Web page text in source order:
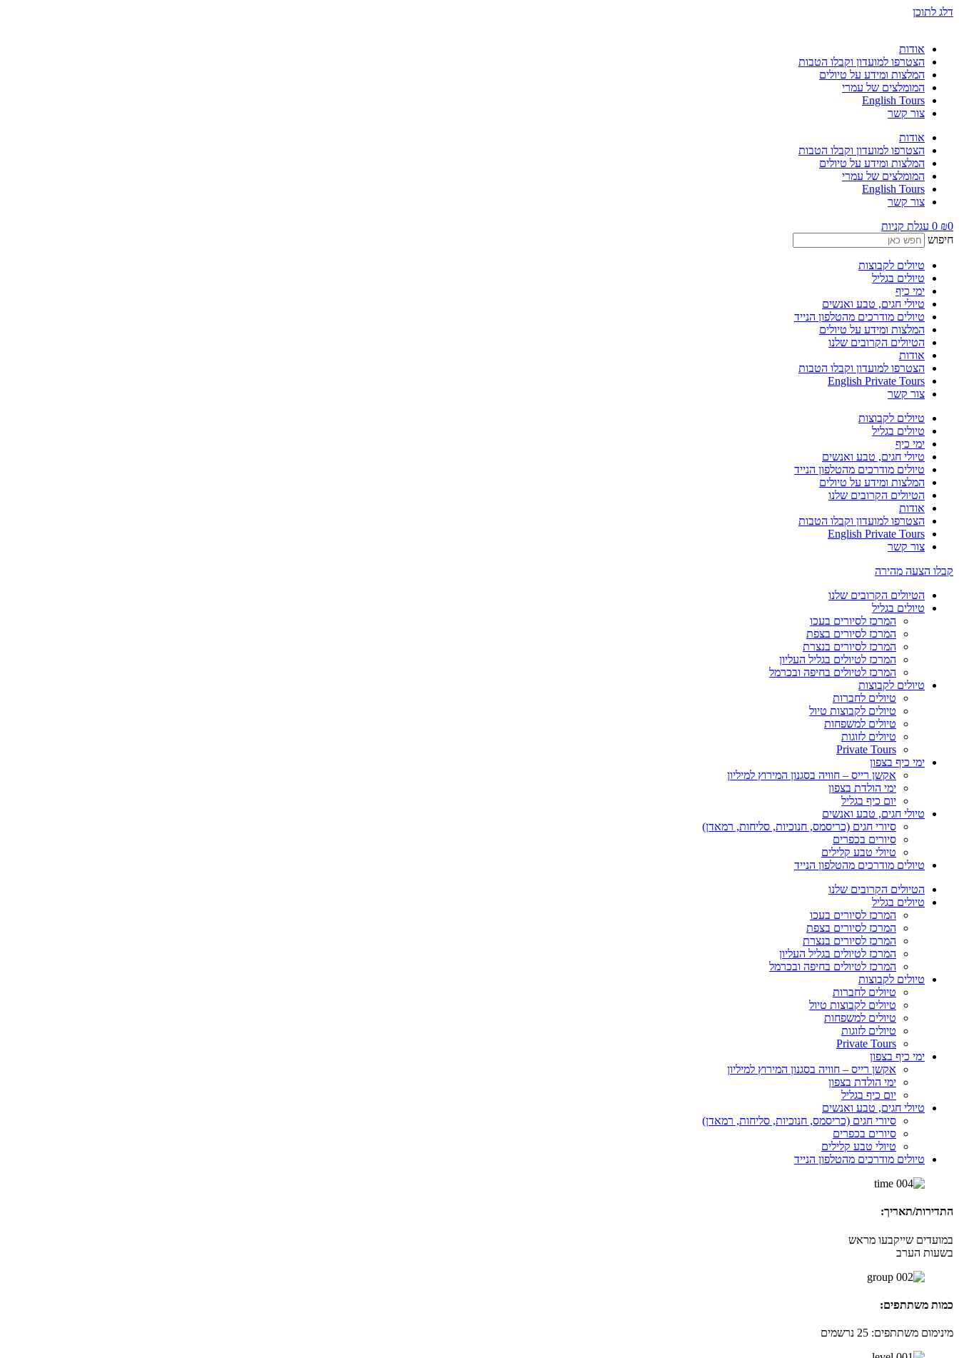
דלג לתוכן
אודות
הצטרפו למועדון וקבלו הטבות
המלצות ומידע על טיולים
המומלצים של עמרי
English Tours
צור קשר
אודות
הצטרפו למועדון וקבלו הטבות
המלצות ומידע על טיולים
המומלצים של עמרי
English Tours
צור קשר
₪0
0 עגלת קניות
חיפוש
טיולים לקבוצות
טיולים בגליל
ימי כיף
טיולי חגים, טבע ואנשים
טיולים מודרכים מהטלפון הנייד
המלצות ומידע על טיולים
הטיולים הקרובים שלנו
אודות
הצטרפו למועדון וקבלו הטבות
English Private Tours
צור קשר
טיולים לקבוצות
טיולים בגליל
ימי כיף
טיולי חגים, טבע ואנשים
טיולים מודרכים מהטלפון הנייד
המלצות ומידע על טיולים
הטיולים הקרובים שלנו
אודות
הצטרפו למועדון וקבלו הטבות
English Private Tours
צור קשר
קבלו הצעה מהירה
הטיולים הקרובים שלנו
טיולים בגליל
המרכז לסיורים בעכו
המרכז לסיורים בצפת
המרכז לסיורים בנצרת
המרכז לטיולים בגליל העליון
המרכז לטיולים בחיפה ובכרמל
טיולים לקבוצות
טיולים לחברות
טיולים לקבוצות טיול
טיולים למשפחות
טיולים לזוגות
Private Tours
ימי כיף בצפון
אקשן רייס – חוויה בסגנון המירוץ למיליון
ימי הולדת בצפון
יום כיף בגליל
טיולי חגים, טבע ואנשים
סיורי חגים (כריסמס, חנוכיות, סליחות, רמאדן)
סיורים בכפרים
טיולי טבע קלילים
טיולים מודרכים מהטלפון הנייד
הטיולים הקרובים שלנו
טיולים בגליל
המרכז לסיורים בעכו
המרכז לסיורים בצפת
המרכז לסיורים בנצרת
המרכז לטיולים בגליל העליון
המרכז לטיולים בחיפה ובכרמל
טיולים לקבוצות
טיולים לחברות
טיולים לקבוצות טיול
טיולים למשפחות
טיולים לזוגות
Private Tours
ימי כיף בצפון
אקשן רייס – חוויה בסגנון המירוץ למיליון
ימי הולדת בצפון
יום כיף בגליל
טיולי חגים, טבע ואנשים
סיורי חגים (כריסמס, חנוכיות, סליחות, רמאדן)
סיורים בכפרים
טיולי טבע קלילים
טיולים מודרכים מהטלפון הנייד
התדירות/תאריך:
במועדים שייקבעו מראש
בשעות הערב
כמות משתתפים:
מינימום משתתפים: 25 נרשמים